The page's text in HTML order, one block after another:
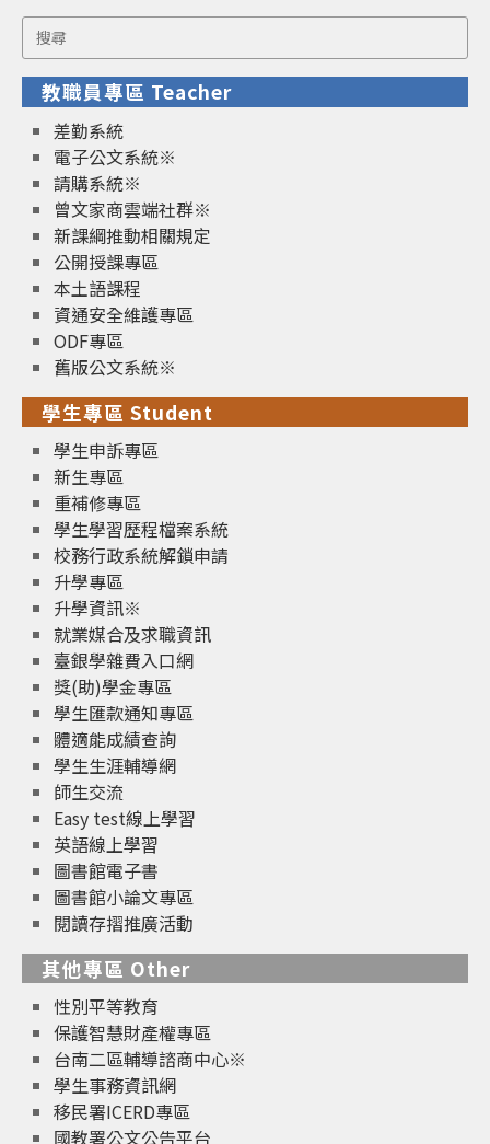
Search
for:
教職員專區 Teacher
差勤系統
電子公文系統※
請購系統※
曾文家商雲端社群※
新課綱推動相關規定
公開授課專區
本土語課程
資通安全維護專區
ODF專區
舊版公文系統※
學生專區 Student
學生申訴專區
新生專區
重補修專區
學生學習歷程檔案系統
校務行政系統解鎖申請
升學專區
升學資訊※
就業媒合及求職資訊
臺銀學雜費入口網
獎(助)學金專區
學生匯款通知專區
體適能成績查詢
學生生涯輔導網
師生交流
Easy test線上學習
英語線上學習
圖書館電子書
圖書館小論文專區
閱讀存摺推廣活動
其他專區 Other
性別平等教育
保護智慧財產權專區
台南二區輔導諮商中心※
學生事務資訊網
移民署ICERD專區
國教署公文公告平台